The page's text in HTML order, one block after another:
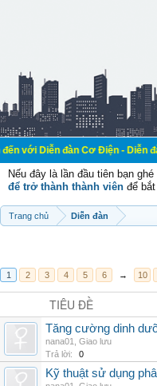
đàn Cơ Điện - Diễn đàn Cơ
Nếu đây là lần đầu tiên bạn
để trở thành thành viên để
Trang chủ Diễn đàn
1 2 3 4 5 6 → 10
TIÊU ĐỀ
Tăng cường dinh
nana01
Giao lưu
Trả lời:
0
Kỹ thuật sử dụng